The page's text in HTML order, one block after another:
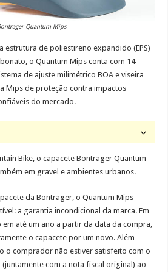
Quantum Mips
estrutura de poliestireno expandido (EPS)
o Quantum Mips conta com 14
de ajuste milimétrico BOA e viseira
Mips de proteção contra impactos
do mercado.
Bike, o capacete Bontrager Quantum
em gravel e ambientes urbanos.
da Bontrager, o Quantum Mips
a garantia incondicional da marca. Em
até um ano a partir da data da compra,
o capacete por um novo. Além
o comprador não estiver satisfeito com o
com a nota fiscal original) ao